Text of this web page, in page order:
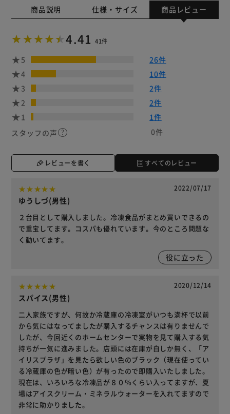
商品説明 仕様・サイズ 商品レビュー
4.41 41件
5
26件
4
10件
3
2件
2
2件
1
1件
スタッフの声
0件
レビューを書く すべてのレビュー
2022/07/17
ゆうしづ(男性)
２台目として購入しました。冷凍食品がまとめ買いできるの
で重宝してます。コスパも優れています。今のところ問題な
く動いてます。
役に立った
2020/12/14
スパイス(男性)
二人家族ですが、何故か冷蔵庫の冷凍室がいつも満杯で以前
から気にはなってましたが購入するチャンスは有りませんで
したが、今回近くのホームセンターで実物を見て購入する気
持ちが一気に進みました。店頭には在庫が白しか無く、「ア
イリスプラザ」を見たら欲しい色のブラック（現在使ってい
る冷蔵庫の色が暗い色）が有ったので即購入いたしました。
現在は、いろいろな冷凍品が８０％くらい入ってますが、夏
場はアイスクリーム・ミネラルウォーターを入れてますので
非常に助かりました。